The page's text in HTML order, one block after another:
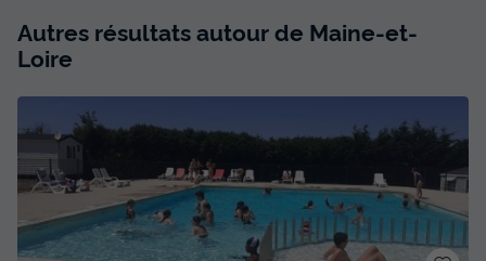
Autres résultats autour de Maine-et-
Loire